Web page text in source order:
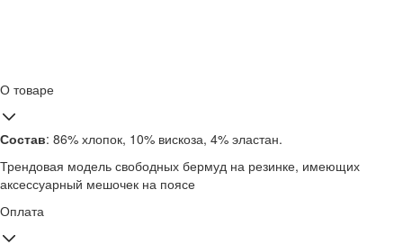
О товаре
Состав: 86% хлопок, 10% вискоза, 4% эластан.
Трендовая модель свободных бермуд на резинке, имеющих
аксессуарный мешочек на поясе
Оплата